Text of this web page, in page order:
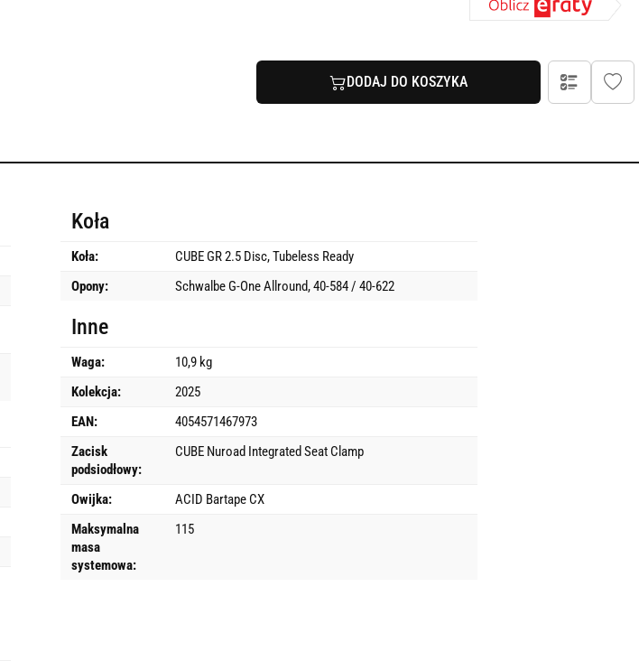
DODAJ DO KOSZYKA
Koła
Koła:
CUBE GR 2.5 Disc, Tubeless Ready
Opony:
Schwalbe G-One Allround, 40-584 / 40-622
Inne
Waga:
10,9 kg
Kolekcja:
2025
EAN:
4054571467973
Zacisk
podsiodłowy:
CUBE Nuroad Integrated Seat Clamp
Owijka:
ACID Bartape CX
Maksymalna
masa
systemowa:
115